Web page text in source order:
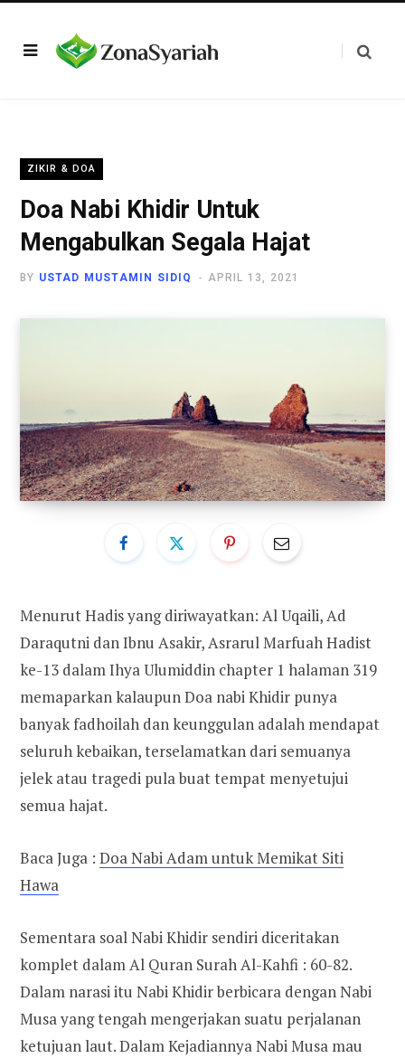
ZIKIR & DOA
Doa Nabi Khidir Untuk
Mengabulkan Segala Hajat
BY USTAD MUSTAMIN SIDIQ APRIL 13, 2021
Menurut Hadis yang diriwayatkan: Al Uqaili, Ad
Daraqutni dan Ibnu Asakir, Asrarul Marfuah Hadist
ke-13 dalam Ihya Ulumiddin chapter 1 halaman 319
memaparkan kalaupun Doa nabi Khidir punya
banyak fadhoilah dan keunggulan adalah mendapat
seluruh kebaikan, terselamatkan dari semuanya
jelek atau tragedi pula buat tempat menyetujui
semua hajat.
Baca Juga : Doa Nabi Adam untuk Memikat Siti
Hawa
Sementara soal Nabi Khidir sendiri diceritakan
komplet dalam Al Quran Surah Al-Kahfi : 60-82.
Dalam narasi itu Nabi Khidir berbicara dengan Nabi
Musa yang tengah mengerjakan suatu perjalanan
ketujuan laut. Dalam Kejadiannya Nabi Musa mau